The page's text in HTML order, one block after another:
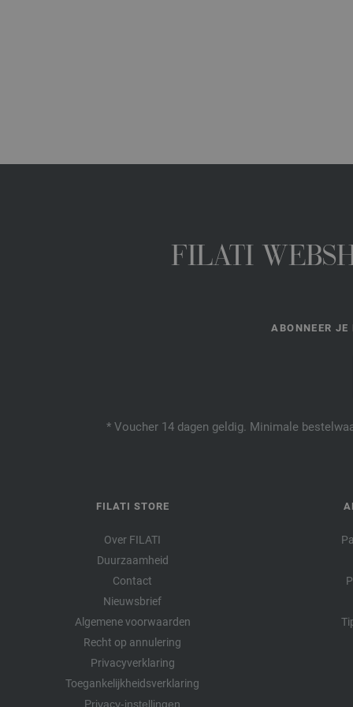
FILATI
ABONNEER
* Voucher 14 dagen geldig. Minimale
FILATI STORE
Over FILATI
Duurzaamheid
Contact
Nieuwsbrief
Algemene voorwaarden
Recht op annulering
Privacyverklaring
Toegankelijkheidsverklaring
Privacy-instellingen